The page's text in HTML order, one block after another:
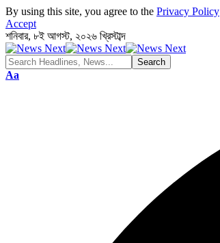
By using this site, you agree to the Privacy Policy
Accept
শনিবার, ৮ই আগস্ট, ২০২৬ খ্রিস্টাব্দ
Font
Aa